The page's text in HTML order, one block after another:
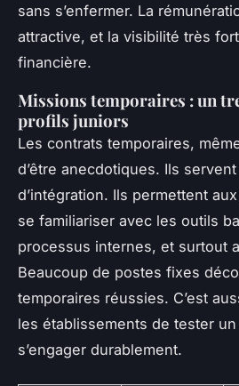
sans s’enfermer. La
attractive, et la visibilité très
financière.
Missions temporaires : un
profils juniors
Les contrats temporaires,
d’être anecdotiques. Ils
d’intégration. Ils permettent
se familiariser avec les outils
processus internes, et surtout
Beaucoup de postes fixes
temporaires réussies. C’est
les établissements de tester
s’engager durablement.